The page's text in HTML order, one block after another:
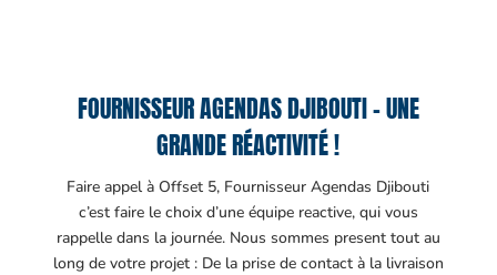
FOURNISSEUR AGENDAS DJIBOUTI – UNE
GRANDE RÉACTIVITÉ !
Faire appel à Offset 5, Fournisseur Agendas Djibouti
c’est faire le choix d’une équipe reactive, qui vous
rappelle dans la journée. Nous sommes present tout au
long de votre projet : De la prise de contact à la livraison